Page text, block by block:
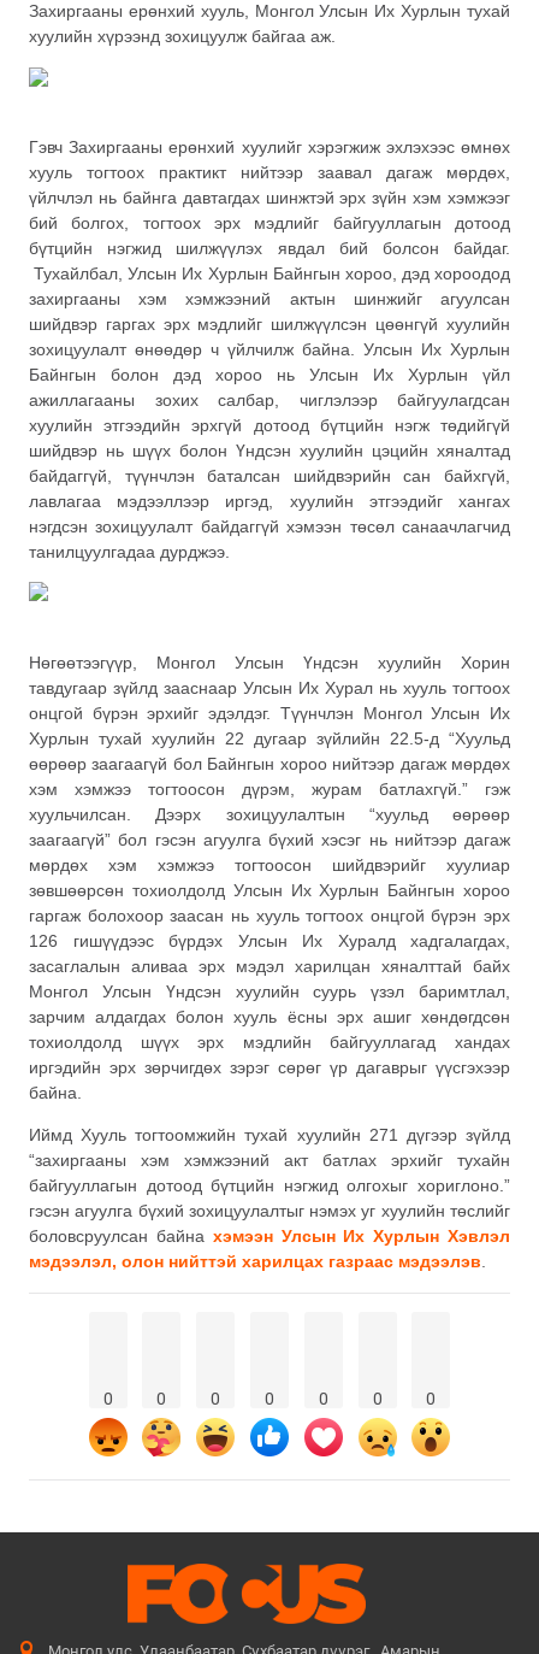
Захиргааны ерөнхий хууль, Монгол Улсын Их Хурлын тухай
хуулийн хүрээнд зохицуулж байгаа аж.
Гэвч Захиргааны ерөнхий хуулийг хэрэгжиж эхлэхээс өмнөх
хууль тогтоох практикт нийтээр заавал дагаж мөрдөх,
үйлчлэл нь байнга давтагдах шинжтэй эрх зүйн хэм хэмжээг
бий болгох, тогтоох эрх мэдлийг байгууллагын дотоод
бүтцийн нэгжид шилжүүлэх явдал бий болсон байдаг.
Тухайлбал, Улсын Их Хурлын Байнгын хороо, дэд хороодод
захиргааны хэм хэмжээний актын шинжийг агуулсан
шийдвэр гаргах эрх мэдлийг шилжүүлсэн цөөнгүй хуулийн
зохицуулалт өнөөдөр ч үйлчилж байна. Улсын Их Хурлын
Байнгын болон дэд хороо нь Улсын Их Хурлын үйл
ажиллагааны зохих салбар, чиглэлээр байгуулагдсан
хуулийн этгээдийн эрхгүй дотоод бүтцийн нэгж төдийгүй
шийдвэр нь шүүх болон Үндсэн хуулийн цэцийн хяналтад
байдаггүй, түүнчлэн баталсан шийдвэрийн сан байхгүй,
лавлагаа мэдээллээр иргэд, хуулийн этгээдийг хангах
нэгдсэн зохицуулалт байдаггүй хэмээн төсөл санаачлагчид
танилцуулгадаа дурджээ.
Нөгөөтээгүүр, Монгол Улсын Үндсэн хуулийн Хорин
тавдугаар зүйлд зааснаар Улсын Их Хурал нь хууль тогтоох
онцгой бүрэн эрхийг эдэлдэг. Түүнчлэн Монгол Улсын Их
Хурлын тухай хуулийн 22 дугаар зүйлийн 22.5-д “Хуульд
өөрөөр заагаагүй бол Байнгын хороо нийтээр дагаж мөрдөх
хэм хэмжээ тогтоосон дүрэм, журам батлахгүй.” гэж
хуульчилсан. Дээрх зохицуулалтын “хуульд өөрөөр
заагаагүй” бол гэсэн агуулга бүхий хэсэг нь нийтээр дагаж
мөрдөх хэм хэмжээ тогтоосон шийдвэрийг хуулиар
зөвшөөрсөн тохиолдолд Улсын Их Хурлын Байнгын хороо
гаргаж болохоор заасан нь хууль тогтоох онцгой бүрэн эрх
126 гишүүдээс бүрдэх Улсын Их Хуралд хадгалагдах,
засаглалын аливаа эрх мэдэл харилцан хяналттай байх
Монгол Улсын Үндсэн хуулийн суурь үзэл баримтлал,
зарчим алдагдах болон хууль ёсны эрх ашиг хөндөгдсөн
тохиолдолд шүүх эрх мэдлийн байгууллагад хандах
иргэдийн эрх зөрчигдөх зэрэг сөрөг үр дагаврыг үүсгэхээр
байна.
Иймд Хууль тогтоомжийн тухай хуулийн 271 дүгээр зүйлд
“захиргааны хэм хэмжээний акт батлах эрхийг тухайн
байгууллагын дотоод бүтцийн нэгжид олгохыг хориглоно.”
гэсэн агуулга бүхий зохицуулалтыг нэмэх уг хуулийн төслийг
боловсруулсан байна хэмээн Улсын Их Хурлын Хэвлэл
мэдээлэл, олон нийттэй харилцах газраас мэдээлэв
0 0 0 0 0 0 0